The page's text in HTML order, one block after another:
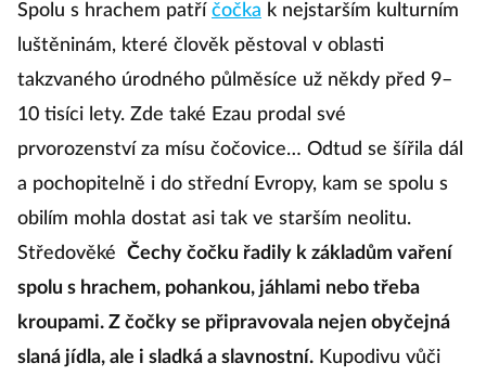
Spolu s hrachem patří čočka k nejstarším kulturním
luštěninám, které člověk pěstoval v oblasti
takzvaného úrodného půlměsíce už někdy před 9–
10 tisíci lety. Zde také Ezau prodal své
prvorozenství za mísu čočovice… Odtud se šířila dál
a pochopitelně i do střední Evropy, kam se spolu s
obilím mohla dostat asi tak ve starším neolitu.
Středověké
Čechy čočku řadily k základům vaření
spolu s hrachem, pohankou, jáhlami nebo třeba
kroupami. Z čočky se připravovala nejen obyčejná
slaná jídla, ale i sladká a slavnostní. Kupodivu vůči